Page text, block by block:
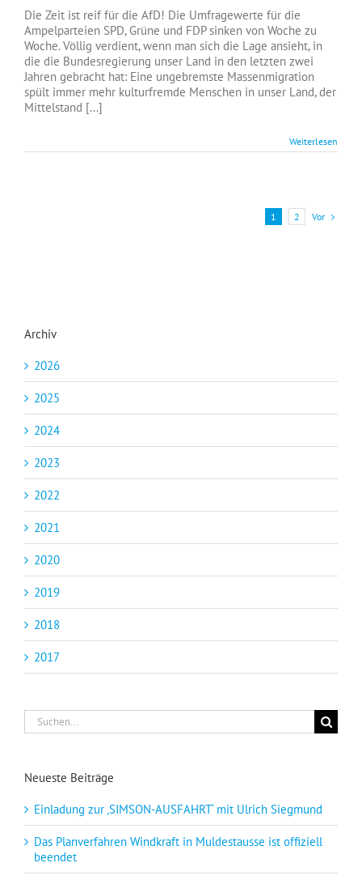
Die Zeit ist reif für die AfD! Die Umfragewerte für die
Ampelparteien SPD, Grüne und FDP sinken von Woche zu
Woche. Völlig verdient, wenn man sich die Lage ansieht, in
die die Bundesregierung unser Land in den letzten zwei
Jahren gebracht hat: Eine ungebremste Massenmigration
spült immer mehr kulturfremde Menschen in unser Land, der
Mittelstand [...]
Weiterlesen
1 2 Vor
Archiv
2026
2025
2024
2023
2022
2021
2020
2019
2018
2017
Suche
nach:
Neueste Beiträge
Einladung zur ‚SIMSON-AUSFAHRT‘ mit Ulrich Siegmund
Das Planverfahren Windkraft in Muldestausse ist offiziell
beendet